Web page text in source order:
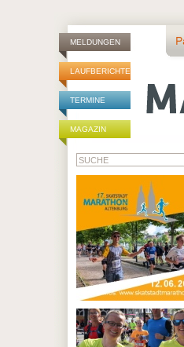
MELDUNGEN
LAUFBERICHTE
TERMINE
MAGAZIN